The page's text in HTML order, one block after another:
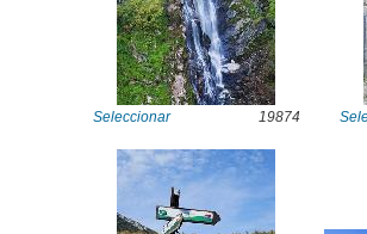
Seleccionar 19874